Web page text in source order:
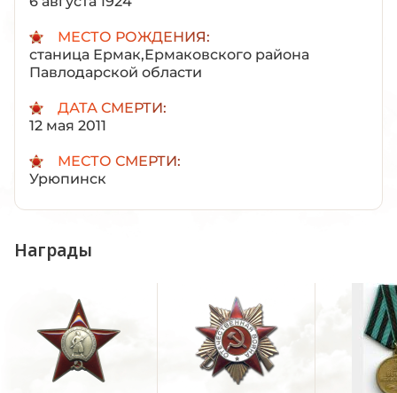
МЕСТО РОЖДЕНИЯ:
станица Ермак,Ермаковского района
Павлодарской области
ДАТА СМЕРТИ:
12 мая 2011
МЕСТО СМЕРТИ:
Урюпинск
Награды